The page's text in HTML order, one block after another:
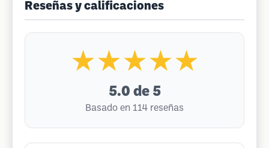
Reseñas y calificaciones
★★★★★
5.0 de 5
Basado en 114 reseñas